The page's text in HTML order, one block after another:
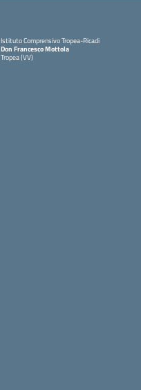
Istituto Comprensivo Tropea-Ricadi
Don Francesco Mottola
Tropea (VV)
— Visita la pagina iniziale della scuola